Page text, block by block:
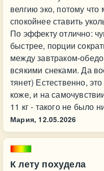
велгию эко, потому
спокойнее ставить
По эффекту отлично:
быстрее, порции
между завтраком-
всякими снеками. Да
тянет) Естественно,
коже, и на
11 кг - такого не было
Мария, 12.05.2026
К лету похудела